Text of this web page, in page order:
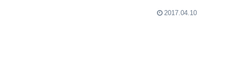
2017.04.10